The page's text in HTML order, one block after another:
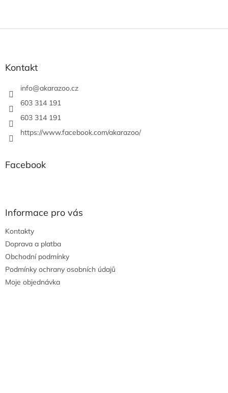
Kontakt
info@akarazoo.cz
603 314 191
603 314 191
https://www.facebook.com/akarazoo/
Facebook
Informace pro vás
Kontakty
Doprava a platba
Obchodní podmínky
Podmínky ochrany osobních údajů
Moje objednávka